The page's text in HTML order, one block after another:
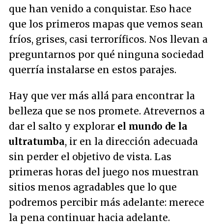
que han venido a conquistar. Eso hace
que los primeros mapas que vemos sean
fríos, grises, casi terroríficos. Nos llevan a
preguntarnos por qué ninguna sociedad
querría instalarse en estos parajes.
Hay que ver más allá para encontrar la
belleza que se nos promete. Atrevernos a
dar el salto y explorar el mundo de la
ultratumba, ir en la dirección adecuada
sin perder el objetivo de vista. Las
primeras horas del juego nos muestran
sitios menos agradables que lo que
podremos percibir más adelante: merece
la pena continuar hacia adelante.